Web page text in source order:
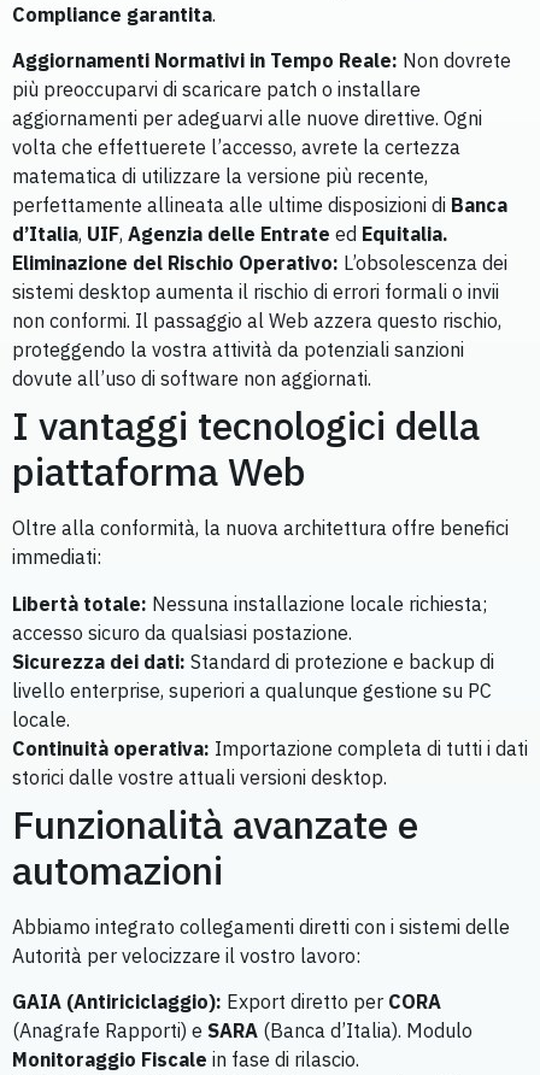
Compliance garantita.
Aggiornamenti Normativi in Tempo Reale: Non dovrete
più preoccuparvi di scaricare patch o installare
aggiornamenti per adeguarvi alle nuove direttive. Ogni
volta che effettuerete l’accesso, avrete la certezza
matematica di utilizzare la versione più recente,
perfettamente allineata alle ultime disposizioni di Banca
d’Italia, UIF, Agenzia delle Entrate ed Equitalia.
Eliminazione del Rischio Operativo: L’obsolescenza dei
sistemi desktop aumenta il rischio di errori formali o invii
non conformi. Il passaggio al Web azzera questo rischio,
proteggendo la vostra attività da potenziali sanzioni
dovute all’uso di software non aggiornati.
I vantaggi tecnologici della
piattaforma Web
Oltre alla conformità, la nuova architettura offre benefici
immediati:
Libertà totale: Nessuna installazione locale richiesta;
accesso sicuro da qualsiasi postazione.
Sicurezza dei dati: Standard di protezione e backup di
livello enterprise, superiori a qualunque gestione su PC
locale.
Continuità operativa: Importazione completa di tutti i dati
storici dalle vostre attuali versioni desktop.
Funzionalità avanzate e
automazioni
Abbiamo integrato collegamenti diretti con i sistemi delle
Autorità per velocizzare il vostro lavoro:
GAIA (Antiriciclaggio): Export diretto per CORA
(Anagrafe Rapporti) e SARA (Banca d’Italia). Modulo
Monitoraggio Fiscale in fase di rilascio.